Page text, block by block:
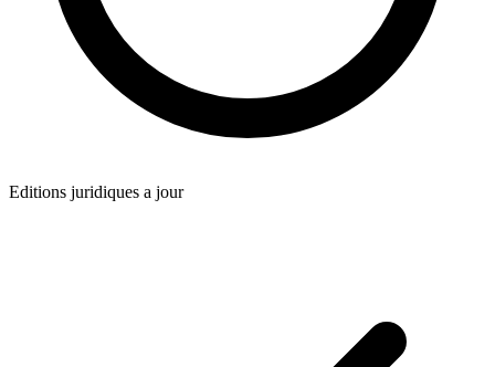
Editions juridiques a jour